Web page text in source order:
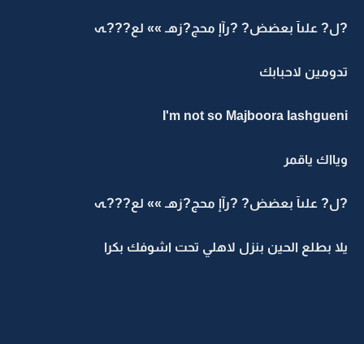
?ل? علىآ بعضض? ?رآإ محج?زهـ »» لع???ـہ
تدومين لاحبابك
I'm not so Majboora Iashgueni
ويااك ياقمر
?ل? علىآ بعضض? ?رآإ محج?زهـ »» لع???ـہ
يلا بطلع الحين بنزل لاهلي تحت اشوفك بكرا